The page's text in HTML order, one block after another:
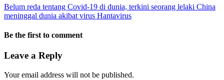
Belum reda tentang Covid-19 di dunia, terkini seorang lelaki China
meninggal dunia akibat virus Hantavirus
Be the first to comment
Leave a Reply
Your email address will not be published.